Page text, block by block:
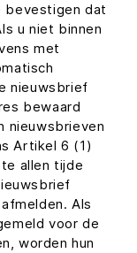
bevestigen dat
u niet binnen
met
nieuwsbrief
bewaard
nieuwsbrieven
Artikel 6 (1)
allen tijde
Als
voor de
worden hun